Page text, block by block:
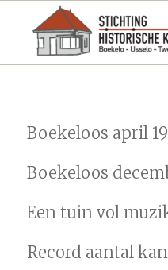
Boekeloos april
Boekeloos
Een tuin vol
Record aantal